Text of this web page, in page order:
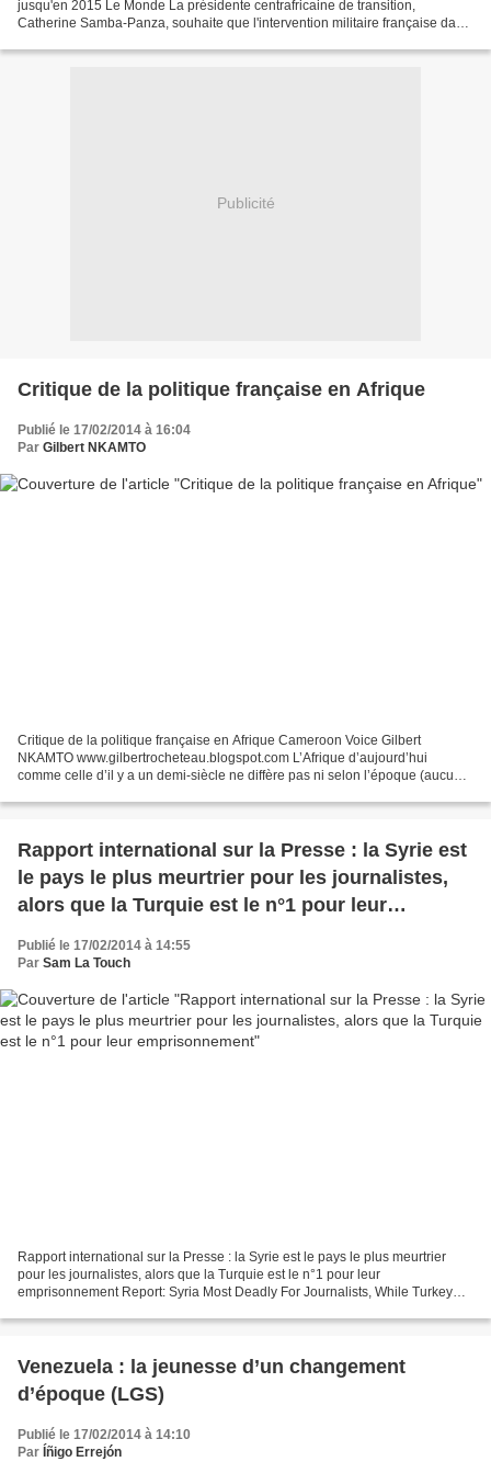
jusqu'en 2015 Le Monde La présidente centrafricaine de transition,
Catherine Samba-Panza, souhaite que l'intervention militaire française dans
Publicité
Critique de la politique française en Afrique
Publié le 17/02/2014 à 16:04
Par Gilbert NKAMTO
Critique de la politique française en Afrique Cameroon Voice Gilbert
NKAMTO www.gilbertrocheteau.blogspot.com L’Afrique d’aujourd’hui
comme celle d’il y a un demi-siècle ne diffère pas ni selon l’époque (aucun
Rapport international sur la Presse : la Syrie est
le pays le plus meurtrier pour les journalistes,
alors que la Turquie est le n°1 pour leur
emprisonnement
Publié le 17/02/2014 à 14:55
Par Sam La Touch
Rapport international sur la Presse : la Syrie est le pays le plus meurtrier
pour les journalistes, alors que la Turquie est le n°1 pour leur
emprisonnement Report: Syria Most Deadly For Journalists, While Turkey
Venezuela : la jeunesse d’un changement
d’époque (LGS)
Publié le 17/02/2014 à 14:10
Par Íñigo Errejón